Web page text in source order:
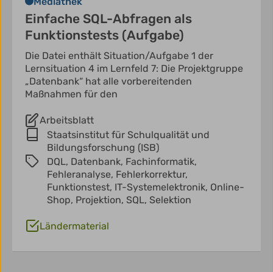
Einfache SQL-Abfragen als
Funktionstests (Aufgabe)
Die Datei enthält Situation/Aufgabe 1 der
Lernsituation 4 im Lernfeld 7: Die Projektgruppe
„Datenbank“ hat alle vorbereitenden
Maßnahmen für den
Arbeitsblatt
Staatsinstitut für Schulqualität und
Bildungsforschung (ISB)
DQL, Datenbank, Fachinformatik,
Fehleranalyse, Fehlerkorrektur,
Funktionstest, IT-Systemelektronik, Online-
Shop, Projektion, SQL, Selektion
Ländermaterial